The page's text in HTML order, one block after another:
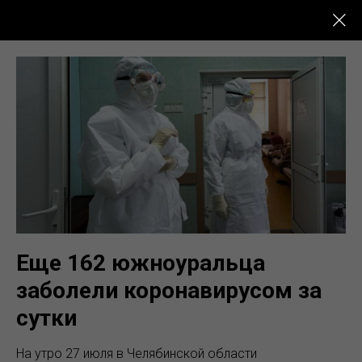
Еще 162 южноуральца
заболели коронавирусом за
сутки
На утро 27 июля в Челябинской области